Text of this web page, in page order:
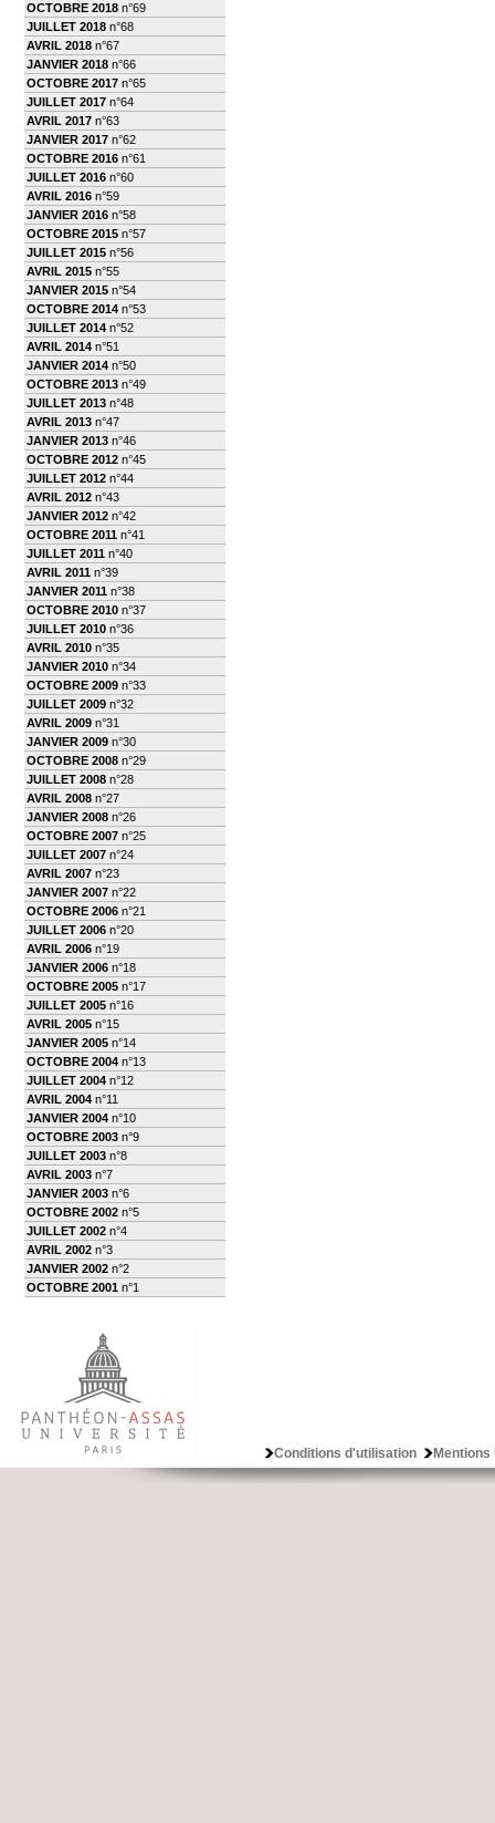
OCTOBRE 2018 n°69
JUILLET 2018 n°68
AVRIL 2018 n°67
JANVIER 2018 n°66
OCTOBRE 2017 n°65
JUILLET 2017 n°64
AVRIL 2017 n°63
JANVIER 2017 n°62
OCTOBRE 2016 n°61
JUILLET 2016 n°60
AVRIL 2016 n°59
JANVIER 2016 n°58
OCTOBRE 2015 n°57
JUILLET 2015 n°56
AVRIL 2015 n°55
JANVIER 2015 n°54
OCTOBRE 2014 n°53
JUILLET 2014 n°52
AVRIL 2014 n°51
JANVIER 2014 n°50
OCTOBRE 2013 n°49
JUILLET 2013 n°48
AVRIL 2013 n°47
JANVIER 2013 n°46
OCTOBRE 2012 n°45
JUILLET 2012 n°44
AVRIL 2012 n°43
JANVIER 2012 n°42
OCTOBRE 2011 n°41
JUILLET 2011 n°40
AVRIL 2011 n°39
JANVIER 2011 n°38
OCTOBRE 2010 n°37
JUILLET 2010 n°36
AVRIL 2010 n°35
JANVIER 2010 n°34
OCTOBRE 2009 n°33
JUILLET 2009 n°32
AVRIL 2009 n°31
JANVIER 2009 n°30
OCTOBRE 2008 n°29
JUILLET 2008 n°28
AVRIL 2008 n°27
JANVIER 2008 n°26
OCTOBRE 2007 n°25
JUILLET 2007 n°24
AVRIL 2007 n°23
JANVIER 2007 n°22
OCTOBRE 2006 n°21
JUILLET 2006 n°20
AVRIL 2006 n°19
JANVIER 2006 n°18
OCTOBRE 2005 n°17
JUILLET 2005 n°16
AVRIL 2005 n°15
JANVIER 2005 n°14
OCTOBRE 2004 n°13
JUILLET 2004 n°12
AVRIL 2004 n°11
JANVIER 2004 n°10
OCTOBRE 2003 n°9
JUILLET 2003 n°8
AVRIL 2003 n°7
JANVIER 2003 n°6
OCTOBRE 2002 n°5
JUILLET 2002 n°4
AVRIL 2002 n°3
JANVIER 2002 n°2
OCTOBRE 2001 n°1
Conditions d'utilisation Mentions